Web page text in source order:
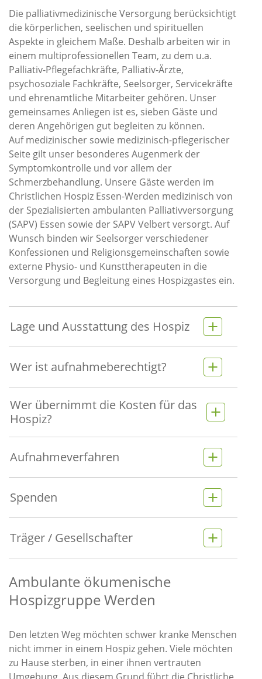
Die palliativmedizinische Versorgung berücksichtigt
die körperlichen, seelischen und spirituellen
Aspekte in gleichem Maße. Deshalb arbeiten wir in
einem multiprofessionellen Team, zu dem u.a.
Palliativ-Pflegefachkräfte, Palliativ-Ärzte,
psychosoziale Fachkräfte, Seelsorger, Servicekräfte
und ehrenamtliche Mitarbeiter gehören. Unser
gemeinsames Anliegen ist es, sieben Gäste und
deren Angehörigen gut begleiten zu können.
Auf medizinischer sowie medizinisch-pflegerischer
Seite gilt unser besonderes Augenmerk der
Symptomkontrolle und vor allem der
Schmerzbehandlung. Unsere Gäste werden im
Christlichen Hospiz Essen-Werden medizinisch von
der Spezialisierten ambulanten Palliativversorgung
(SAPV) Essen sowie der SAPV Velbert versorgt. Auf
Wunsch binden wir Seelsorger verschiedener
Konfessionen und Religionsgemeinschaften sowie
externe Physio- und Kunsttherapeuten in die
Versorgung und Begleitung eines Hospizgastes ein.
Lage und Ausstattung des Hospiz
Wer ist aufnahmeberechtigt?
Wer übernimmt die Kosten für das
Hospiz?
Aufnahmeverfahren
Spenden
Träger / Gesellschafter
Ambulante ökumenische
Hospizgruppe Werden
Den letzten Weg möchten schwer kranke Menschen
nicht immer in einem Hospiz gehen. Viele möchten
zu Hause sterben, in einer ihnen vertrauten